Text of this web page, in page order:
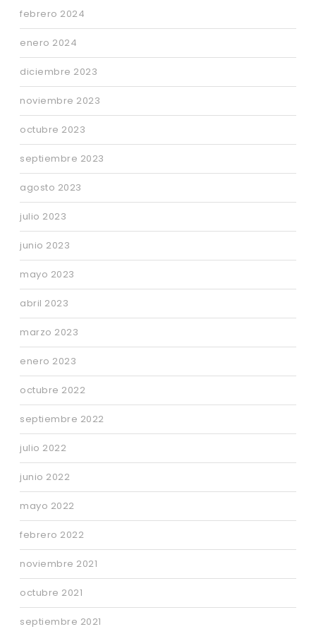
febrero 2024
enero 2024
diciembre 2023
noviembre 2023
octubre 2023
septiembre 2023
agosto 2023
julio 2023
junio 2023
mayo 2023
abril 2023
marzo 2023
enero 2023
octubre 2022
septiembre 2022
julio 2022
junio 2022
mayo 2022
febrero 2022
noviembre 2021
octubre 2021
septiembre 2021